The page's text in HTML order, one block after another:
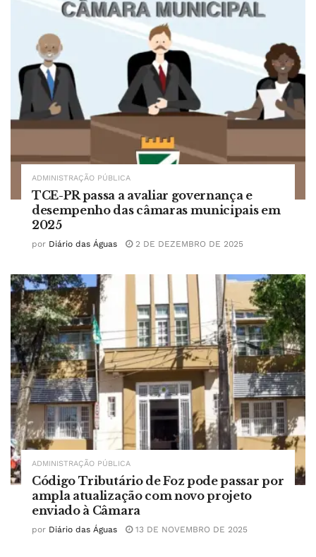
ADMINISTRAÇÃO PÚBLICA
TCE-PR passa a avaliar governança e
desempenho das câmaras municipais em
2025
por Diário das Águas 2 DE DEZEMBRO DE 2025
ADMINISTRAÇÃO PÚBLICA
Código Tributário de Foz pode passar por
ampla atualização com novo projeto
enviado à Câmara
por Diário das Águas 13 DE NOVEMBRO DE 2025